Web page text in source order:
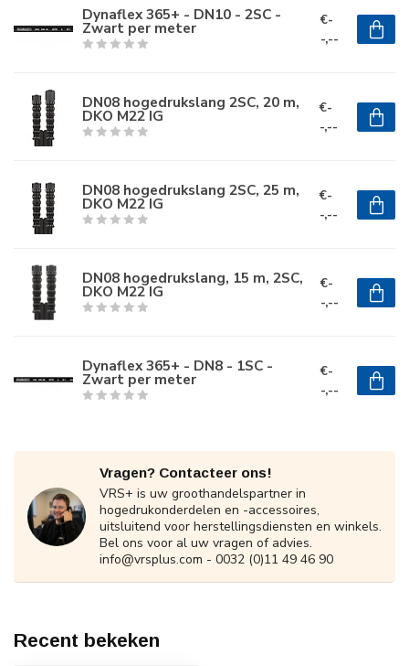
Dynaflex 365+ - DN10 - 2SC -
Zwart per meter
€-
-,--
DN08 hogedrukslang 2SC, 20 m,
DKO M22 IG
€-
-,--
DN08 hogedrukslang 2SC, 25 m,
DKO M22 IG
€-
-,--
DN08 hogedrukslang, 15 m, 2SC,
DKO M22 IG
€-
-,--
Dynaflex 365+ - DN8 - 1SC -
Zwart per meter
€-
-,--
Vragen? Contacteer ons!
VRS+ is uw groothandelspartner in
hogedrukonderdelen en -accessoires,
uitsluitend voor herstellingsdiensten en winkels.
Bel ons voor al uw vragen of advies.
info@vrsplus.com - 0032 (0)11 49 46 90
Recent bekeken